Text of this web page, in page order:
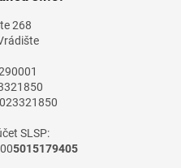
268
SLSP:
5015179405